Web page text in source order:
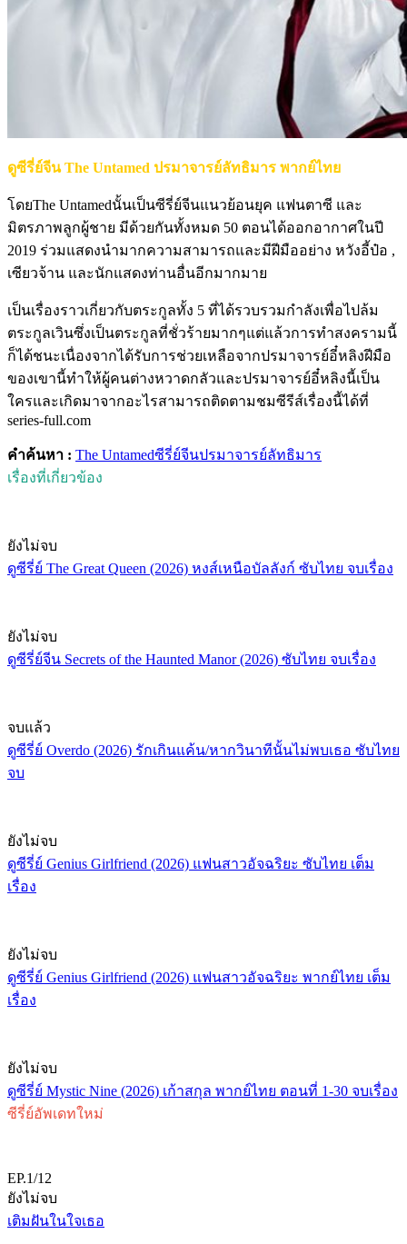
ดูซีรี่ย์จีน The Untamed ปรมาจารย์ลัทธิมาร พากย์ไทย
โดยThe Untamedนั้นเป็นซีรี่ย์จีนแนวย้อนยุค แฟนตาซี และ
มิตรภาพลูกผู้ชาย มีด้วยกันทั้งหมด 50 ตอนได้ออกอากาศในปี
2019 ร่วมแสดงนำมากความสามารถและมีฝีมืออย่าง หวังอี้ป๋อ ,
เซียวจ้าน และนักแสดงท่านอื่นอีกมากมาย
เป็นเรื่องราวเกี่ยวกับตระกูลทั้ง 5 ที่ได้รวบรวมกำลังเพื่อไปล้ม
ตระกูลเวินซึ่งเป็นตระกูลที่ชั่วร้ายมากๆแต่แล้วการทำสงครามนี้
ก็ได้ชนะเนื่องจากได้รับการช่วยเหลือจากปรมาจารย์อี๋หลิงฝีมือ
ของเขานี้ทำให้ผู้คนต่างหวาดกลัวและปรมาจารย์อี๋หลิงนี้เป็น
ใครและเกิดมาจากอะไรสามารถติดตามชมซีรีส์เรื่องนี้ได้ที่
series-full.com
คำค้นหา : The Untamedซีรี่ย์จีนปรมาจารย์ลัทธิมาร
เรื่องที่เกี่ยวข้อง
ยังไม่จบ
ดูซีรี่ย์ The Great Queen (2026) หงส์เหนือบัลลังก์ ซับไทย จบเรื่อง
ยังไม่จบ
ดูซีรี่ย์จีน Secrets of the Haunted Manor (2026) ซับไทย จบเรื่อง
จบแล้ว
ดูซีรี่ย์ Overdo (2026) รักเกินแค้น/หากวินาทีนั้นไม่พบเธอ ซับไทย
จบ
ยังไม่จบ
ดูซีรี่ย์ Genius Girlfriend (2026) แฟนสาวอัจฉริยะ ซับไทย เต็ม
เรื่อง
ยังไม่จบ
ดูซีรี่ย์ Genius Girlfriend (2026) แฟนสาวอัจฉริยะ พากย์ไทย เต็ม
เรื่อง
ยังไม่จบ
ดูซีรี่ย์ Mystic Nine (2026) เก้าสกุล พากย์ไทย ตอนที่ 1-30 จบเรื่อง
ซีรี่ย์อัพเดทใหม่
EP.1/12
ยังไม่จบ
เติมฝันในใจเธอ